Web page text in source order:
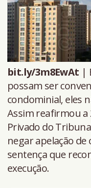
bit.ly/3m8EwAt |
possam ser
condominial, eles
Assim reafirmou a
Privado do
negar apelação
sentença que
execução.